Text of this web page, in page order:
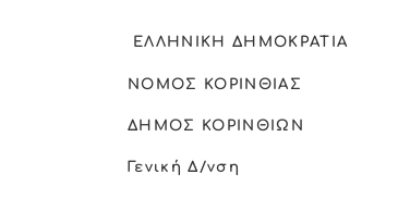
ΕΛΛΗΝΙΚΗ
ΝΟΜΟΣ ΚΟΡΙΝΘΙΑΣ
ΔΗΜΟΣ ΚΟΡΙΝΘΙΩΝ
Γενική Δ/νση